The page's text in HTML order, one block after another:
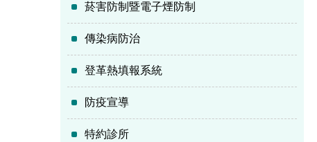
菸害防制暨電子煙防制
傳染病防治
登革熱填報系統
防疫宣導
特約診所